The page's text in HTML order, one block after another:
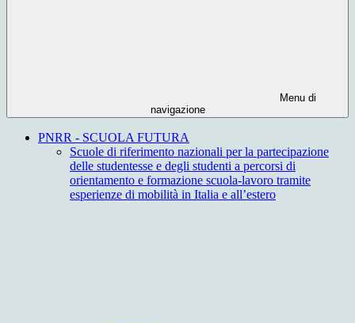
Menu di
navigazione
PNRR - SCUOLA FUTURA
Scuole di riferimento nazionali per la partecipazione
delle studentesse e degli studenti a percorsi di
orientamento e formazione scuola-lavoro tramite
esperienze di mobilità in Italia e all’estero